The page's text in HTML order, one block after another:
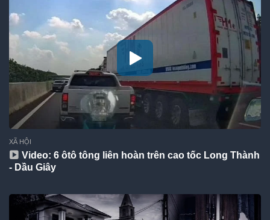
XÃ HỘI
Video: 6 ôtô tông liên hoàn trên cao tốc Long Thành
- Dầu Giây